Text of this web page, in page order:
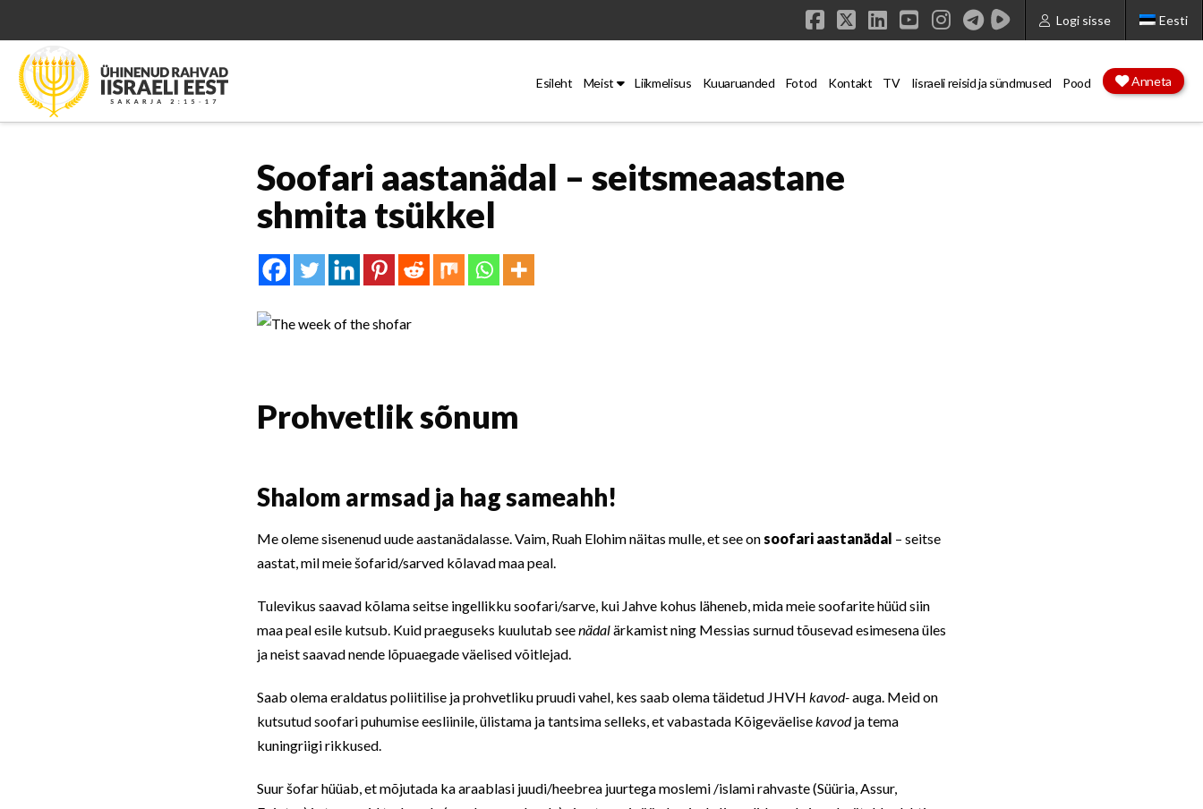
Logi sisse Eesti
Facebook
X LinkedIn
YouTube
Instagram
Esileht Meist Liikmelisus Kuuaruanded Fotod Kontakt TV Iisraeli reisid ja sündmused Pood Anneta
Soofari aastanädal – seitsmeaastane
shmita tsükkel
Prohvetlik sõnum
Shalom armsad ja hag sameahh!
Me oleme sisenenud uude aastanädalasse. Vaim, Ruah Elohim näitas mulle, et see onsoofari aastanädal – seitse
aastat, mil meie šofarid/sarved kõlavad maa peal.
Tulevikus saavad kõlama seitse ingellikku soofari/sarve, kui Jahve kohus läheneb, mida meie soofarite hüüd siin
maa peal esile kutsub. Kuid praeguseks kuulutab seenädalärkamist ning Messias surnud tõusevad esimesena üles
ja neist saavad nende lõpuaegade väelised võitlejad.
Saab olema eraldatus poliitilise ja prohvetliku pruudi vahel, kes saab olema täidetud JHVH kavod-auga. Meid on
kutsutud soofari puhumise eesliinile, ülistama ja tantsima selleks, et vabastada Kõigeväelisekavodja tema
kuningriigi rikkused.
Suur šofar hüüab, et mõjutada ka araablasi juudi/heebrea juurtega moslemi /islami rahvaste (Süüria, Assur,